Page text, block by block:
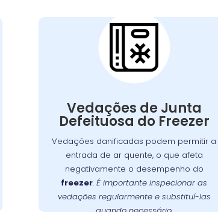
Vedações de Junta
Defeituosa do Freezer
Vedações danificadas podem permitir a
entrada de ar quente, o que afeta
negativamente o desempenho do
freezer.É importante inspecionar as
vedações regularmente e substituí-las
quando necessário.
Essenciais com as
Vedações do
Freezer no Jardim
Social
Vedações de junta com defeito são uma
entrada de ar quente no
freezer
,
obrigando o motor a trabalhar mais para
manter a temperatura interna.
É
fundamental verificar as vedações
regularmente e substituí-las quando
necessário para garantir uma vedação
adequada
. A
Wandertec
no Jardim
Social oferece serviços de inspeção e